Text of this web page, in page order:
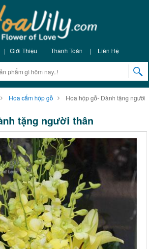
| Giới Thiệu | Thanh Toán | Liên Hệ
Hoa cắm hộp gỗ
Hoa hộp gỗ- Dành tặng người
tặng người thân